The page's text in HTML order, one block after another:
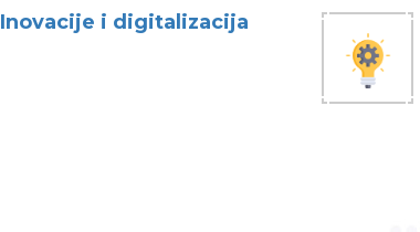
Inovacije i digitalizacija